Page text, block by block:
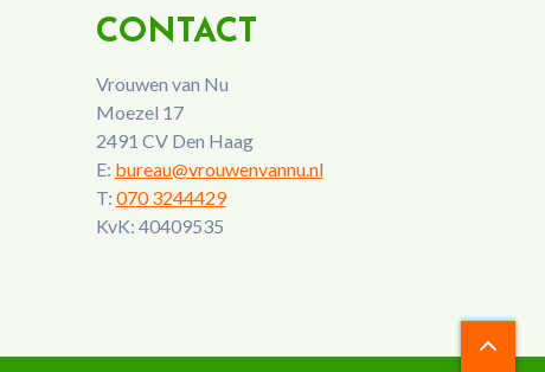
CONTACT
Vrouwen van Nu
Moezel 17
2491 CV Den Haag
E: bureau@vrouwenvannu.nl
T: 070 3244429
KvK: 40409535